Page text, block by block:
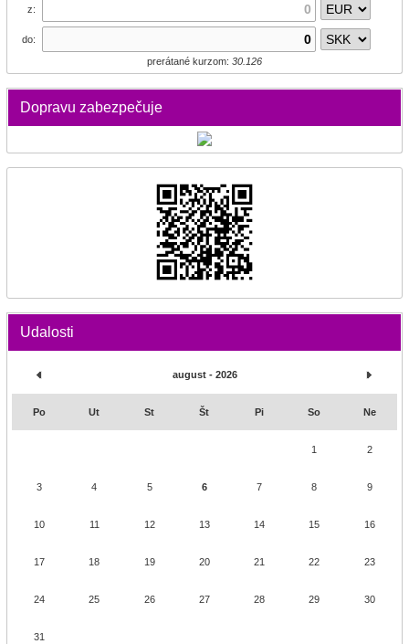
z:
do:
prerátané kurzom: 30.126
Dopravu zabezpečuje
Udalosti
august - 2026
Po Ut St Št Pi So Ne
1 2
3 4 5 6 7 8 9
10 11 12 13 14 15 16
17 18 19 20 21 22 23
24 25 26 27 28 29 30
31